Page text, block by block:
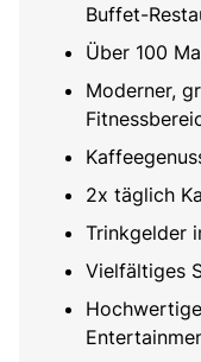
Buffet-
Über 100
Moderner,
2x täglich
Trinkgelder
Vielfältiges